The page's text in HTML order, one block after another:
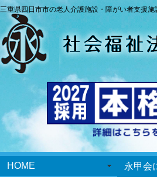
三重県四日市市の老人介護施設・障がい者支援
HOME 永甲会